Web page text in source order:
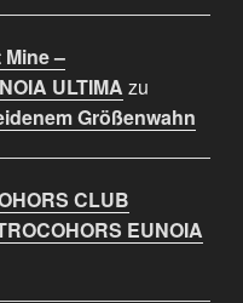
Mine –
ULTIMA zu
Größenwahn
CLUB
EUNOIA